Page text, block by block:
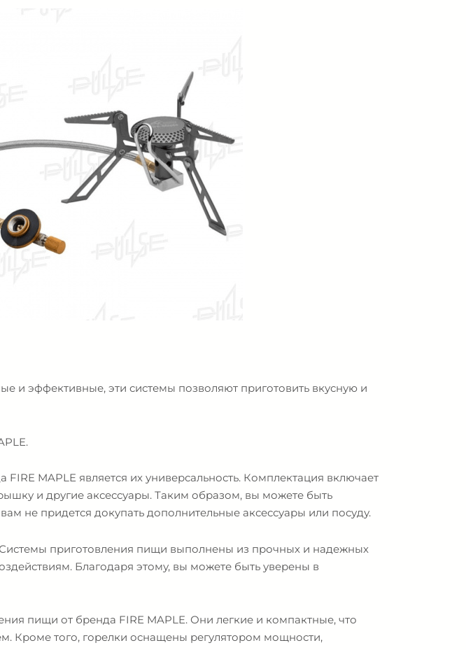
эффективные, эти системы позволяют приготовить вкусную и
MAPLE является их универсальность. Комплектация включает
и другие аксессуары. Таким образом, вы можете быть
не придется докупать дополнительные аксессуары или посуду.
приготовления пищи выполнены из прочных и надежных
Благодаря этому, вы можете быть уверены в
пищи от бренда FIRE MAPLE. Они легкие и компактные, что
Кроме того, горелки оснащены регулятором мощности,